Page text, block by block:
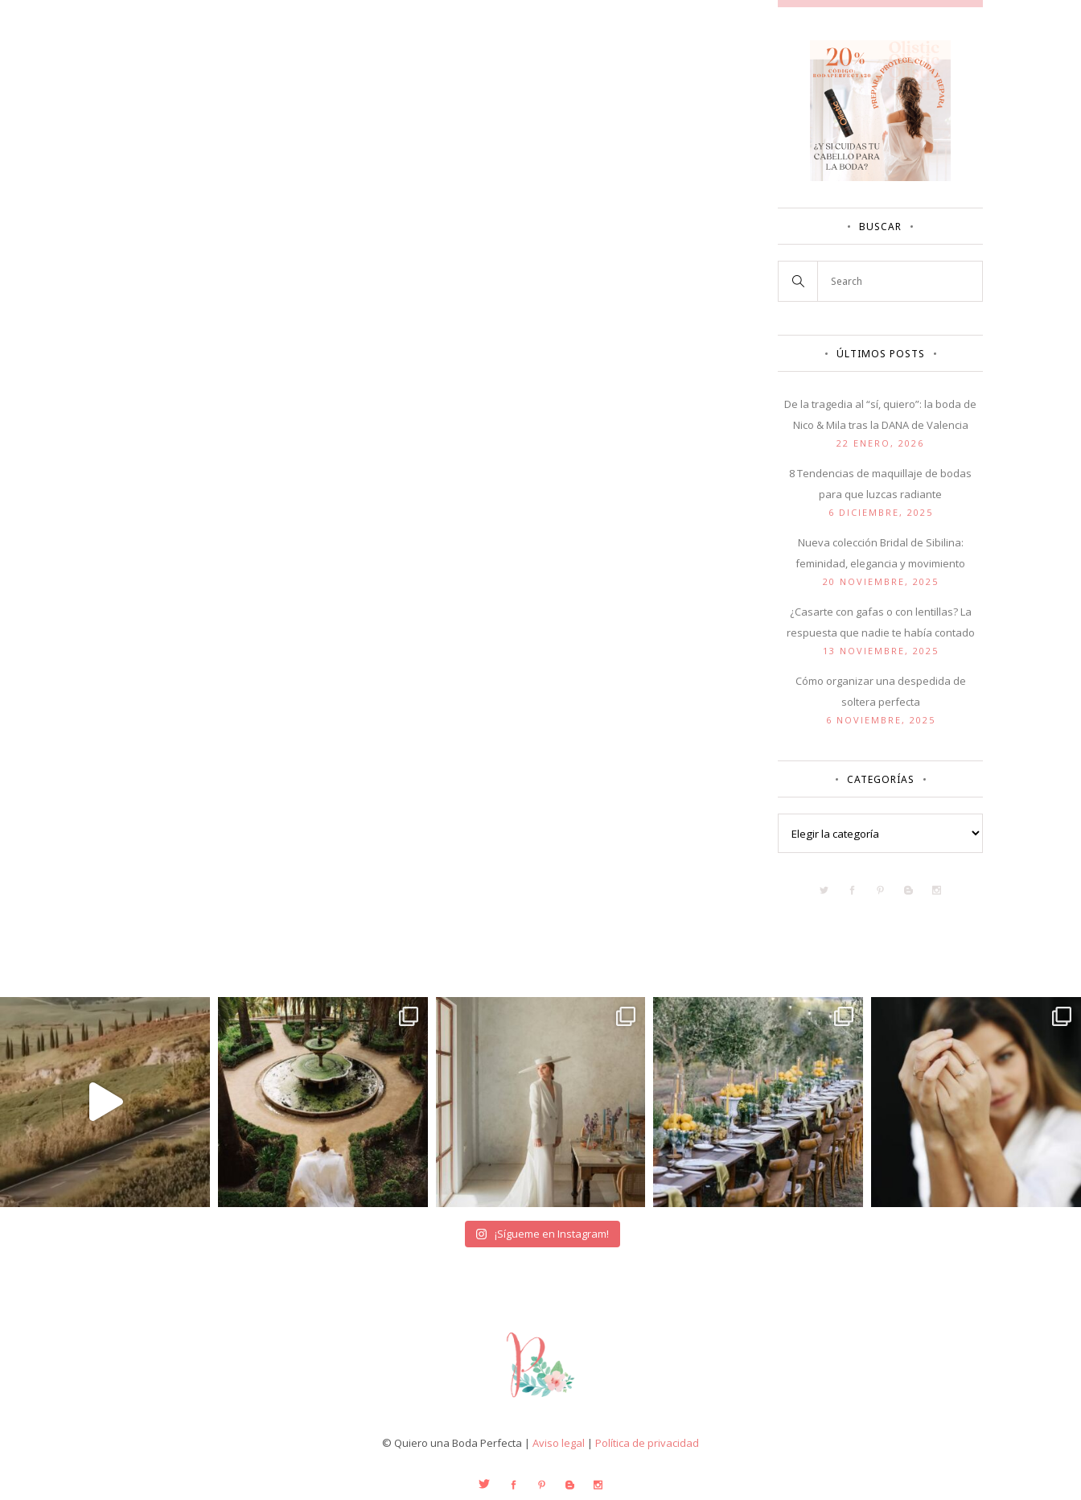
BUSCAR
ÚLTIMOS POSTS
De la tragedia al “sí, quiero”: la boda de
Nico & Mila tras la DANA de Valencia
22 ENERO, 2026
8 Tendencias de maquillaje de bodas
para que luzcas radiante
6 DICIEMBRE, 2025
Nueva colección Bridal de Sibilina:
feminidad, elegancia y movimiento
20 NOVIEMBRE, 2025
¿Casarte con gafas o con lentillas? La
respuesta que nadie te había contado
13 NOVIEMBRE, 2025
Cómo organizar una despedida de
soltera perfecta
6 NOVIEMBRE, 2025
CATEGORÍAS
¡Sígueme en Instagram!
© Quiero una Boda Perfecta | Aviso legal | Política de privacidad